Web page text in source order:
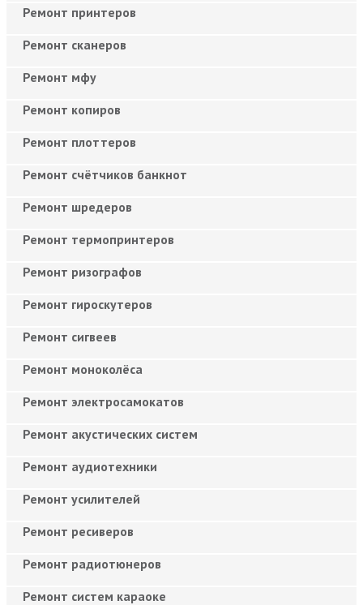
Ремонт принтеров
Ремонт сканеров
Ремонт мфу
Ремонт копиров
Ремонт плоттеров
Ремонт счётчиков банкнот
Ремонт шредеров
Ремонт термопринтеров
Ремонт ризографов
Ремонт гироскутеров
Ремонт сигвеев
Ремонт моноколёса
Ремонт электросамокатов
Ремонт акустических систем
Ремонт аудиотехники
Ремонт усилителей
Ремонт ресиверов
Ремонт радиотюнеров
Ремонт систем караоке